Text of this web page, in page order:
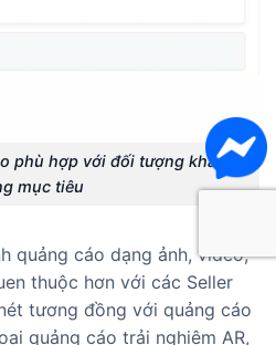
phù hợp với đối tượng khách
mục tiêu
quảng cáo dạng ảnh, video,
thuộc hơn với các Seller
tương đồng với quảng cáo
quảng cáo trải nghiệm AR,